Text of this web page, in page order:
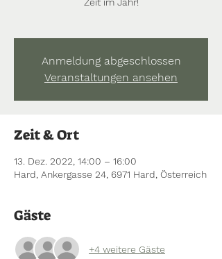
Anmeldung abgeschlossen
Veranstaltungen ansehen
Zeit & Ort
13. Dez. 2022, 14:00 – 16:00
Hard, Ankergasse 24, 6971 Hard, Österreich
Gäste
+4 weitere Gäste